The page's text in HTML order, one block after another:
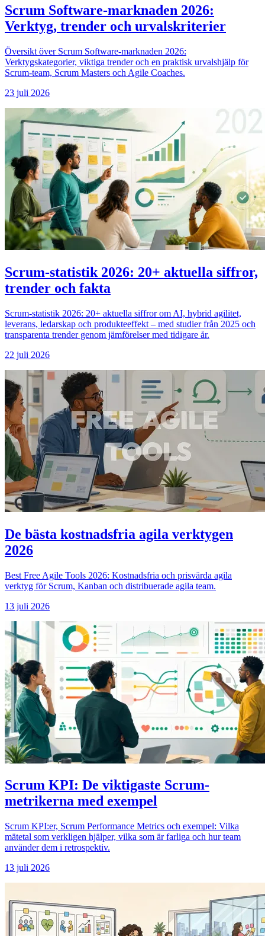
Scrum Software-marknaden 2026:
Verktyg, trender och urvalskriterier
Översikt över Scrum Software-marknaden 2026:
Verktygskategorier, viktiga trender och en praktisk urvalshjälp för
Scrum-team, Scrum Masters och Agile Coaches.
23 juli 2026
Scrum-statistik 2026: 20+ aktuella siffror,
trender och fakta
Scrum-statistik 2026: 20+ aktuella siffror om AI, hybrid agilitet,
leverans, ledarskap och produkteeffekt – med studier från 2025 och
transparenta trender genom jämförelser med tidigare år.
22 juli 2026
De bästa kostnadsfria agila verktygen
2026
Best Free Agile Tools 2026: Kostnadsfria och prisvärda agila
verktyg för Scrum, Kanban och distribuerade agila team.
13 juli 2026
Scrum KPI: De viktigaste Scrum-
metrikerna med exempel
Scrum KPI:er, Scrum Performance Metrics och exempel: Vilka
mätetal som verkligen hjälper, vilka som är farliga och hur team
använder dem i retrospektiv.
13 juli 2026